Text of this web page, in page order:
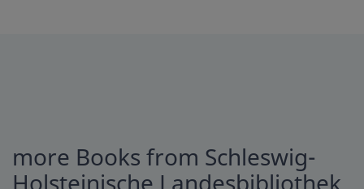
more Books from Schleswig-
Holsteinische Landesbibliothek